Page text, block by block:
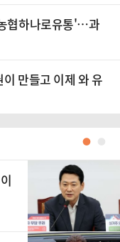
협하나로유통'…과
만들고 이제 와 유
●